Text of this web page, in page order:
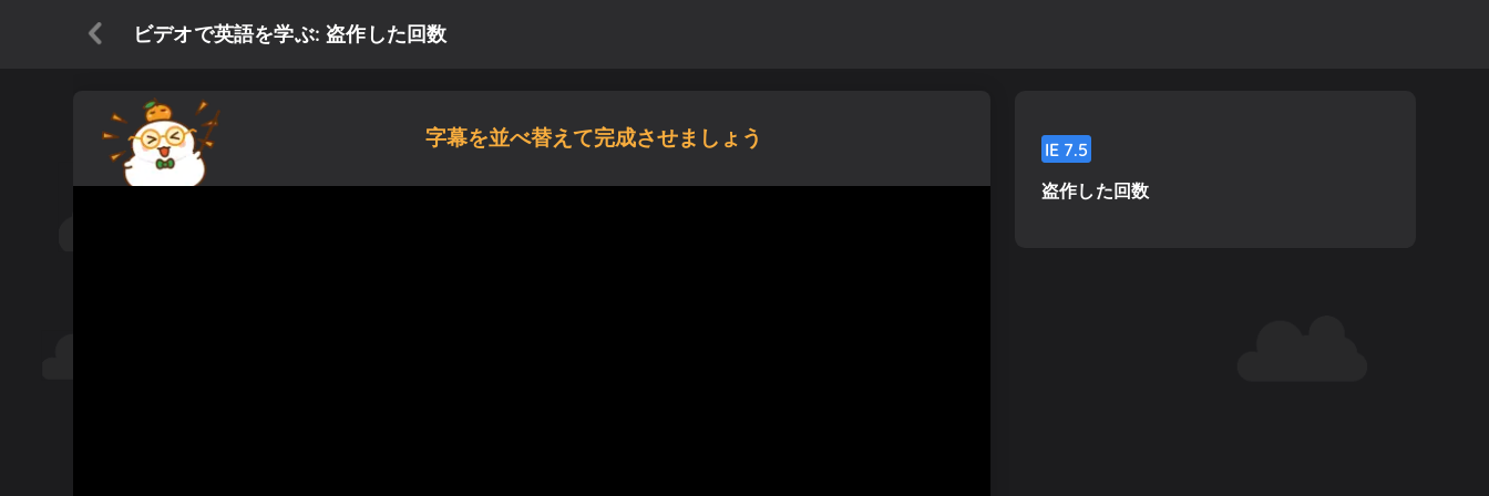
ビデオで英語を学ぶ: 盗作した回数
字幕を並べ替えて完成させましょう IE 7.5
盗作した回数